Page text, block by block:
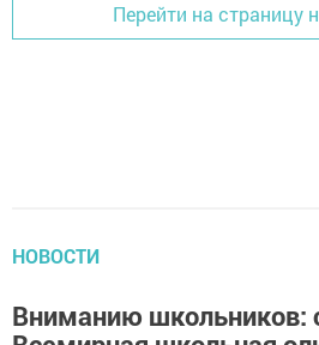
Перейти на страницу
НОВОСТИ
Вниманию школьников: